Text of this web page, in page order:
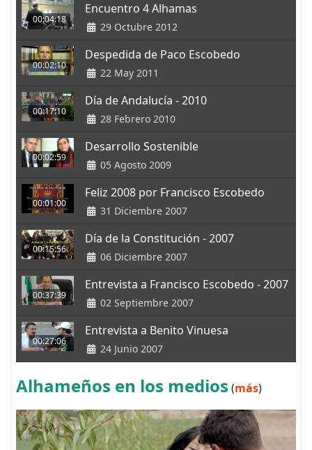
00:04:18
Encuentro 4 Alhamas
29 Octubre 2012
00:02:10
Despedida de Paco Escobedo
22 May 2011
00:17:10
Día de Andalucía - 2010
28 Febrero 2010
00:02:59
Desarrollo Sostenible
05 Agosto 2009
00:01:00
Feliz 2008 por Francisco Escobedo
31 Diciembre 2007
00:15:56
Día de la Constitución - 2007
06 Diciembre 2007
00:37:39
Entrevista a Francisco Escobedo - 2007
02 Septiembre 2007
00:27:06
Entrevista a Benito Vinuesa
24 Junio 2007
Alhameños en los medios (más)